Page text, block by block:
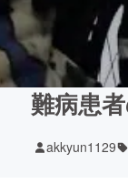
難病患
akkyun1129